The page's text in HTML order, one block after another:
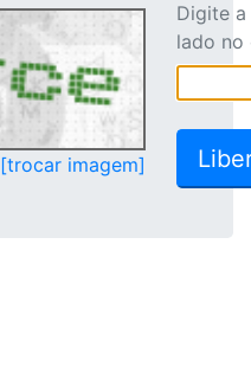
[trocar imagem]
Digite
lado no